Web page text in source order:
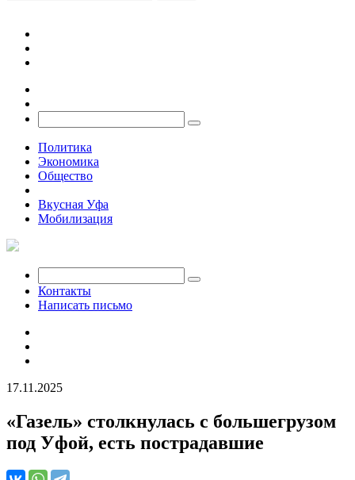
Политика
Экономика
Общество
Вкусная Уфа
Мобилизация
Контакты
Написать письмо
17.11.2025
«Газель» столкнулась с большегрузом
под Уфой, есть пострадавшие